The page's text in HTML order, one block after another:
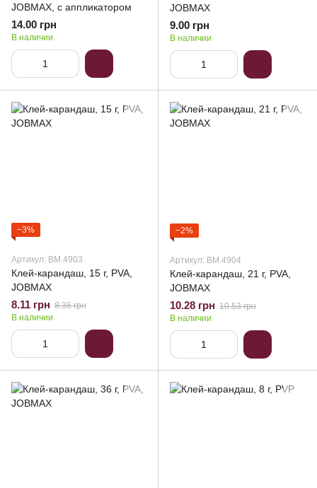
JOBMAX, с аппликатором
14.00 грн
В наличии
JOBMAX
9.00 грн
В наличии
−3%
Артикул: BM.4903
Клей-карандаш, 15 г, PVA,
JOBMAX
8.11 грн 8.36 грн
В наличии
−2%
Артикул: BM.4904
Клей-карандаш, 21 г, PVA,
JOBMAX
10.28 грн 10.53 грн
В наличии